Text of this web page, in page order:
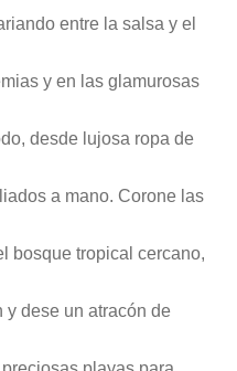
entre la salsa y el
y en las glamurosas
desde lujosa ropa de
a mano. Corone las
bosque tropical cercano,
y dese un atracón de